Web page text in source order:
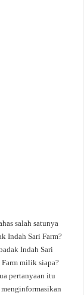
salah satunya
Indah Sari Farm?
Indah Sari
Farm milik siapa?
pertanyaan itu